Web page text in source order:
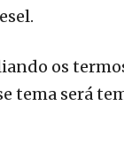
os
tema será